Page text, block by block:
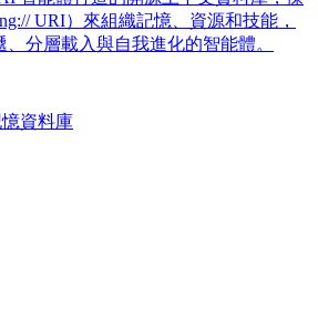
URI）來組織記憶、資源和技能，
分層載入與自我進化的智能體。
資料庫